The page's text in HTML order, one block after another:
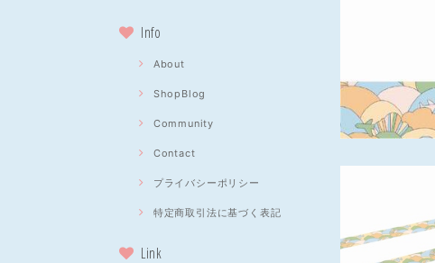
Info
About
ShopBlog
Community
Contact
プライバシーポリシー
特定商取引法に基づく表記
Link